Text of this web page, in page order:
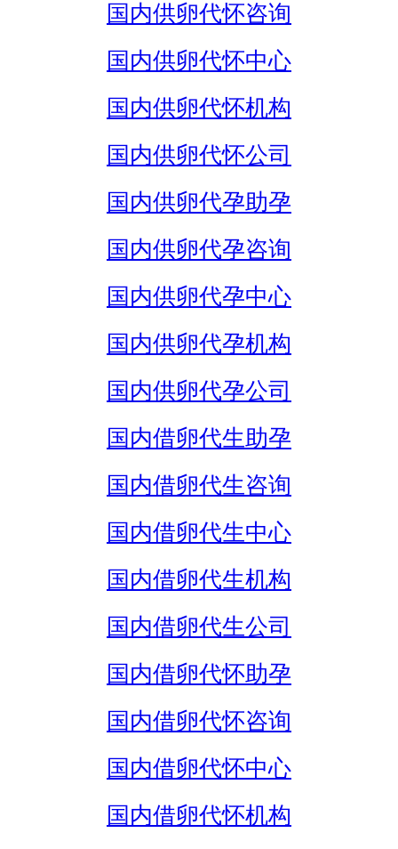
国内供卵代怀咨询
国内供卵代怀中心
国内供卵代怀机构
国内供卵代怀公司
国内供卵代孕助孕
国内供卵代孕咨询
国内供卵代孕中心
国内供卵代孕机构
国内供卵代孕公司
国内借卵代生助孕
国内借卵代生咨询
国内借卵代生中心
国内借卵代生机构
国内借卵代生公司
国内借卵代怀助孕
国内借卵代怀咨询
国内借卵代怀中心
国内借卵代怀机构